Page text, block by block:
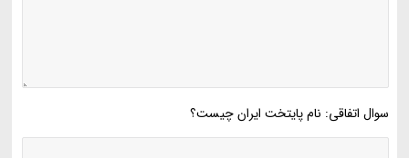
سوال اتفاقی: نام پایتخت ایران چیست؟